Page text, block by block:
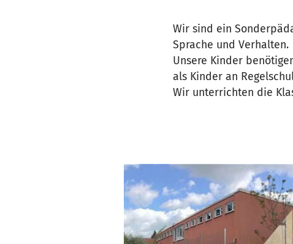
Wir sind ein
Sprache und Verhalten.
Unsere Kinder
als Kinder an
Wir unterrichten die